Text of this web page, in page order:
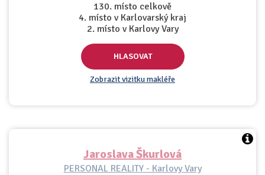
130. místo celkově
4. místo v Karlovarský kraj
2. místo v Karlovy Vary
HLASOVAT
Zobrazit vizitku makléře
Jaroslava Škurlová
PERSONAL REALITY - Karlovy Vary